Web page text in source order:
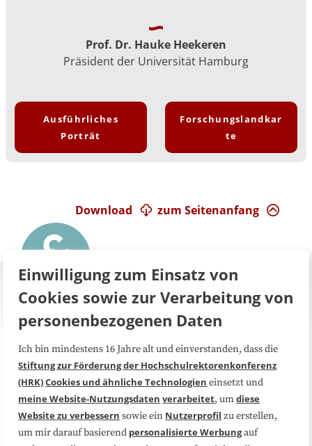
Prof. Dr. Hauke Heekeren
Präsident der Universität Hamburg
Ausführliches
Porträt
Forschungslandkar
te
zum Seitenanfang
Download
Über uns FAQ
Medienarbeit Kooperationen
Datenschutzerklärung Impressum
Einwilligung zum Einsatz von
Cookies sowie zur Verarbeitung von
personenbezogenen Daten
Ich bin mindestens 16 Jahre alt und einverstanden, dass die
Stiftung zur Förderung der Hochschulrektorenkonferenz
(HRK)Cookies und ähnliche Technologien einsetzt und
meine Website-Nutzungsdaten verarbeitet, umdiese
Website zu verbessern sowie ein Nutzerprofil zu erstellen,
um mir darauf basierend personalisierte Werbungauf